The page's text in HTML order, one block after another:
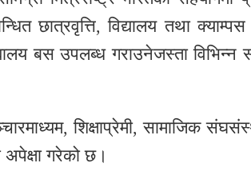
छात्रवृत्ति, विद्यालय तथा
बस उपलब्ध गराउनेजस्ता
शिक्षाप्रेमी, सामाजिक
गरेको छ।